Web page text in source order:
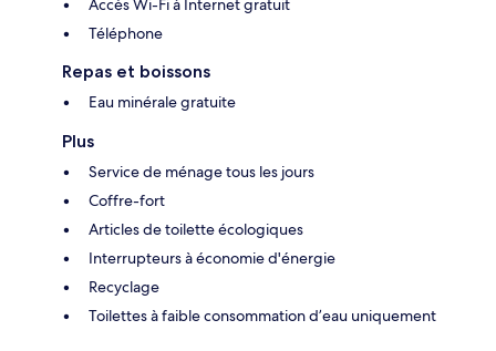
Accès Wi-Fi à Internet gratuit
Téléphone
Repas et boissons
Eau minérale gratuite
Plus
Service de ménage tous les jours
Coffre-fort
Articles de toilette écologiques
Interrupteurs à économie d'énergie
Recyclage
Toilettes à faible consommation d’eau uniquement